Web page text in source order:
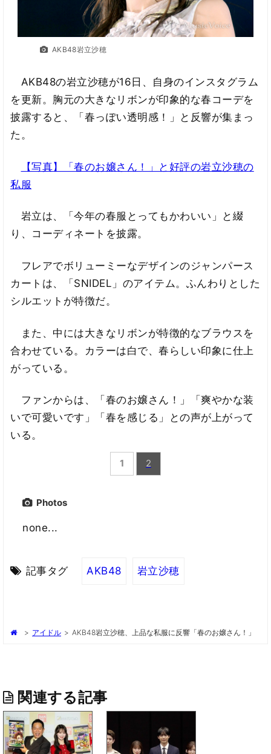
AKB48岩立沙穂
AKB48の岩立沙穂が16日、自身のインスタグラム
を更新。胸元の大きなリボンが印象的な春コーデを
披露すると、「春っぽい透明感！」と反響が集まっ
た。
【写真】「春のお嬢さん！」と好評の岩立沙穂の
私服
岩立は、「今年の春服とってもかわいい」と綴
り、コーディネートを披露。
フレアでボリューミーなデザインのジャンパース
カートは、「SNIDEL」のアイテム。ふんわりとした
シルエットが特徴だ。
また、中には大きなリボンが特徴的なブラウスを
合わせている。カラーは白で、春らしい印象に仕上
がっている。
ファンからは、「春のお嬢さん！」「爽やかな装
いで可愛いです」「春を感じる」との声が上がって
いる。
1 2
Photos
none...
記事タグ AKB48 岩立沙穂
> アイドル > AKB48岩立沙穂、上品な私服に反響「春のお嬢さん！」
関連する記事